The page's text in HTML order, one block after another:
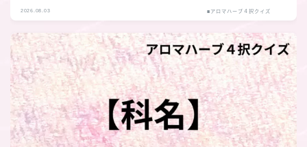
2026.08.03 ■アロマハーブ４択クイズ